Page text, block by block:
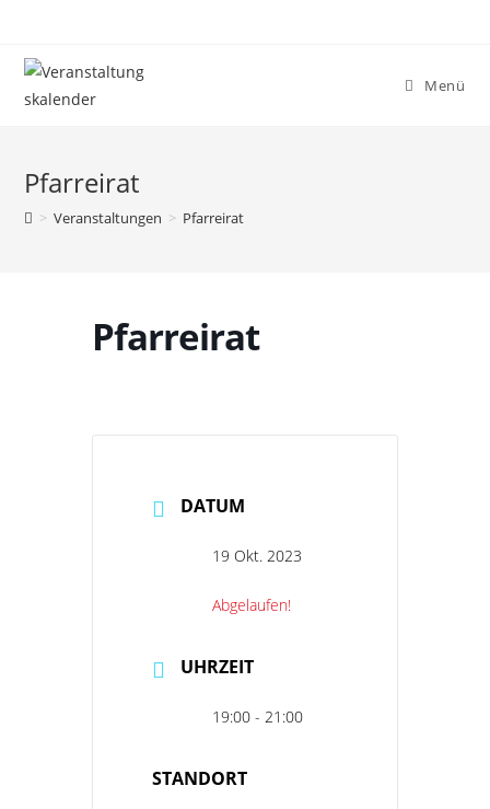
Menü
Pfarreirat
> Veranstaltungen > Pfarreirat
Pfarreirat
DATUM
19 Okt. 2023
Abgelaufen!
UHRZEIT
19:00 - 21:00
STANDORT